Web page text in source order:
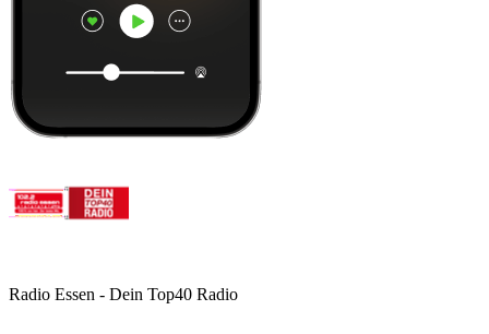
Radio Essen - Dein Top40 Radio